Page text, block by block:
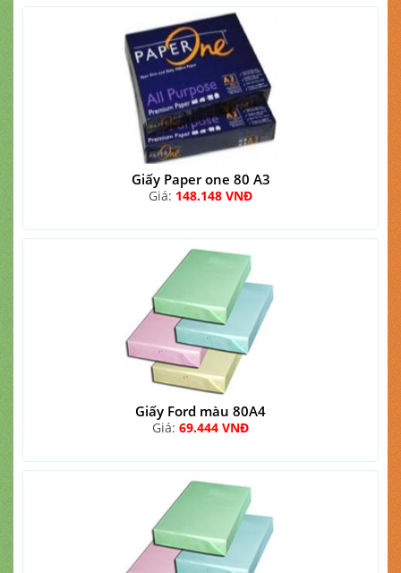
Giấy Paper one 80 A3
Giá: 148.148 VNĐ
Giấy Ford màu 80A4
Giá: 69.444 VNĐ